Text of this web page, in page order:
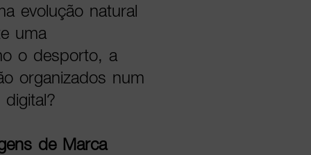
evolução natural
uma
o desporto, a
organizados num
de Marca